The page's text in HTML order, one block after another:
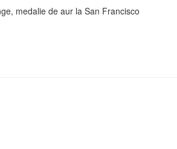
medalie de aur la San Francisco